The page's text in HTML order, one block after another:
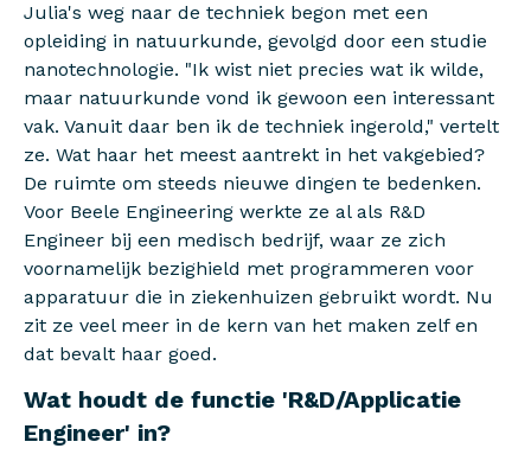
Julia's weg naar de techniek begon met een
opleiding in natuurkunde, gevolgd door een studie
nanotechnologie. "Ik wist niet precies wat ik wilde,
maar natuurkunde vond ik gewoon een interessant
vak. Vanuit daar ben ik de techniek ingerold," vertelt
ze. Wat haar het meest aantrekt in het vakgebied?
De ruimte om steeds nieuwe dingen te bedenken.
Voor Beele Engineering werkte ze al als R&D
Engineer bij een medisch bedrijf, waar ze zich
voornamelijk bezighield met programmeren voor
apparatuur die in ziekenhuizen gebruikt wordt. Nu
zit ze veel meer in de kern van het maken zelf en
dat bevalt haar goed.
Wat houdt de functie 'R&D/Applicatie
Engineer' in?